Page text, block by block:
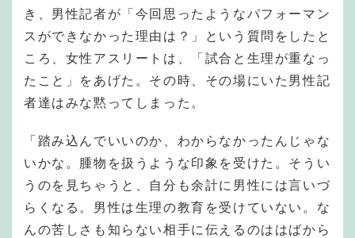
き、男性記者が「今回思ったようなパフォーマン
スができなかった理由は？」という質問をしたと
ころ、女性アスリートは、「試合と生理が重なっ
たこと」をあげた。その時、その場にいた男性記
者達はみな黙ってしまった。
「踏み込んでいいのか、わからなかったんじゃな
いかな。腫物を扱うような印象を受けた。そうい
うのを見ちゃうと、自分も余計に男性には言いづ
らくなる。男性は生理の教育を受けていない。な
んの苦しさも知らない相手に伝えるのははばから